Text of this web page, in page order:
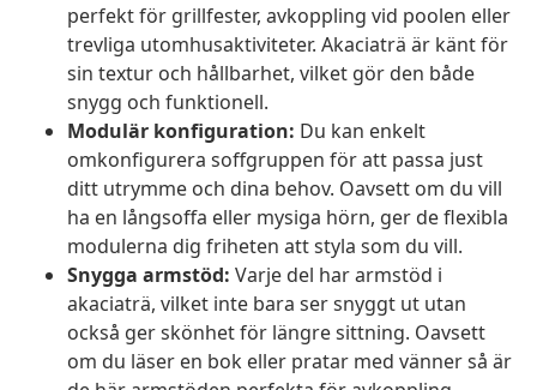
perfekt för grillfester, avkoppling vid poolen eller
trevliga utomhusaktiviteter. Akaciaträ är känt för
sin textur och hållbarhet, vilket gör den både
snygg och funktionell.
Modulär konfiguration: Du kan enkelt
omkonfigurera soffgruppen för att passa just
ditt utrymme och dina behov. Oavsett om du vill
ha en långsoffa eller mysiga hörn, ger de flexibla
modulerna dig friheten att styla som du vill.
Snygga armstöd: Varje del har armstöd i
akaciaträ, vilket inte bara ser snyggt ut utan
också ger skönhet för längre sittning. Oavsett
om du läser en bok eller pratar med vänner så är